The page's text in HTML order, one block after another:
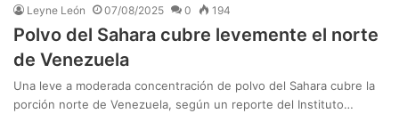
Leyne León 07/08/2025 0 194
Polvo del Sahara cubre levemente el norte
de Venezuela
Una leve a moderada concentración de polvo del Sahara cubre la
porción norte de Venezuela, según un reporte del Instituto…